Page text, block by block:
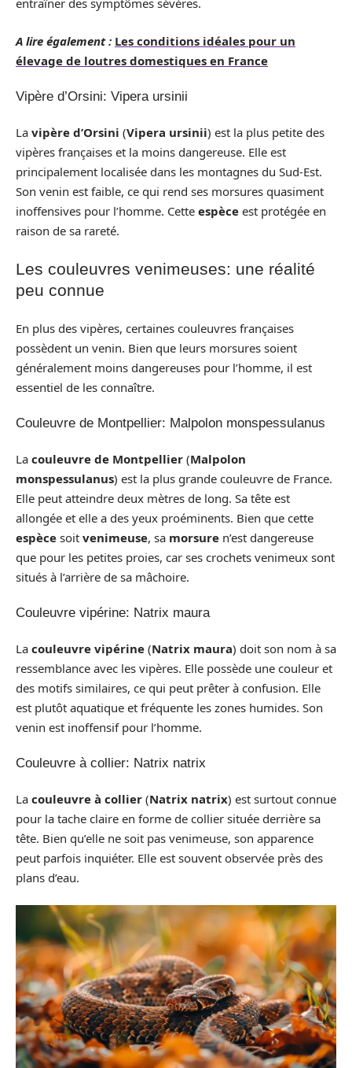
entraîner des symptômes sévères.
A lire également : Les conditions idéales pour un
élevage de loutres domestiques en France
Vipère d’Orsini: Vipera ursinii
La vipère d’Orsini (Vipera ursinii) est la plus petite des
vipères françaises et la moins dangereuse. Elle est
principalement localisée dans les montagnes du Sud-Est.
Son venin est faible, ce qui rend ses morsures quasiment
inoffensives pour l’homme. Cette espèce est protégée en
raison de sa rareté.
Les couleuvres venimeuses: une réalité
peu connue
En plus des vipères, certaines couleuvres françaises
possèdent un venin. Bien que leurs morsures soient
généralement moins dangereuses pour l’homme, il est
essentiel de les connaître.
Couleuvre de Montpellier: Malpolon monspessulanus
La couleuvre de Montpellier (Malpolon
monspessulanus) est la plus grande couleuvre de France.
Elle peut atteindre deux mètres de long. Sa tête est
allongée et elle a des yeux proéminents. Bien que cette
espèce soit venimeuse, sa morsure n’est dangereuse
que pour les petites proies, car ses crochets venimeux sont
situés à l’arrière de sa mâchoire.
Couleuvre vipérine: Natrix maura
La couleuvre vipérine (Natrix maura) doit son nom à sa
ressemblance avec les vipères. Elle possède une couleur et
des motifs similaires, ce qui peut prêter à confusion. Elle
est plutôt aquatique et fréquente les zones humides. Son
venin est inoffensif pour l’homme.
Couleuvre à collier: Natrix natrix
La couleuvre à collier (Natrix natrix) est surtout connue
pour la tache claire en forme de collier située derrière sa
tête. Bien qu’elle ne soit pas venimeuse, son apparence
peut parfois inquiéter. Elle est souvent observée près des
plans d’eau.